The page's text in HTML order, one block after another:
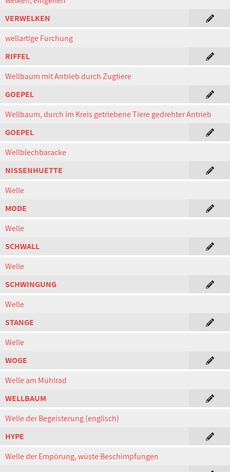
VERWELKEN
wellartige Furchung
RIFFEL
Wellbaum mit Antrieb durch Zugtiere
GOEPEL
Wellbaum, durch im Kreis getriebene Tiere gedrehter Antrieb
GOEPEL
Wellblechbaracke
NISSENHUETTE
Welle
MODE
Welle
SCHWALL
Welle
SCHWINGUNG
Welle
STANGE
Welle
WOGE
Welle am Mühlrad
WELLBAUM
Welle der Begeisterung (englisch)
HYPE
Welle der Empörung, wüste Beschimpfungen